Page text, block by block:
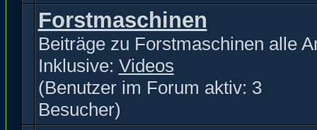
Forstmaschinen
Beiträge zu Forstmaschinen alle
Inklusive: Videos
(Benutzer im Forum aktiv: 3
Besucher)